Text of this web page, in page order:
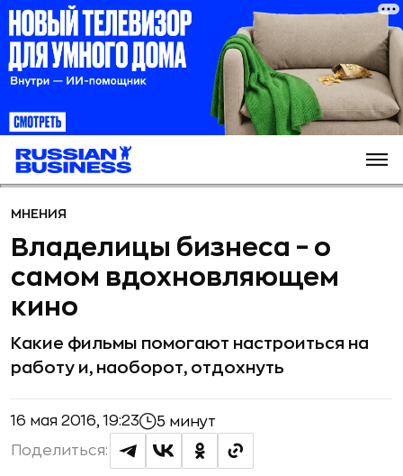
МНЕНИЯ
Владелицы бизнеса – о
самом вдохновляющем
кино
Какие фильмы помогают настроиться на
работу и, наоборот, отдохнуть
16 мая 2016, 19:23 5 минут
Поделиться: